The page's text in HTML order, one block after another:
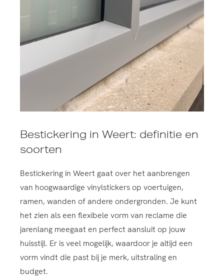
Bestickering in Weert: definitie en
soorten
Bestickering in Weert gaat over het aanbrengen
van hoogwaardige vinylstickers op voertuigen,
ramen, wanden of andere ondergronden. Je kunt
het zien als een flexibele vorm van reclame die
jarenlang meegaat en perfect aansluit op jouw
huisstijl. Er is veel mogelijk, waardoor je altijd een
vorm vindt die past bij je merk, uitstraling en
budget.